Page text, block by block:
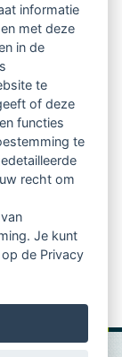
explored
during
informatie
met deze
in de
te
of deze
functies
te
recht om
Je kunt
de Privacy